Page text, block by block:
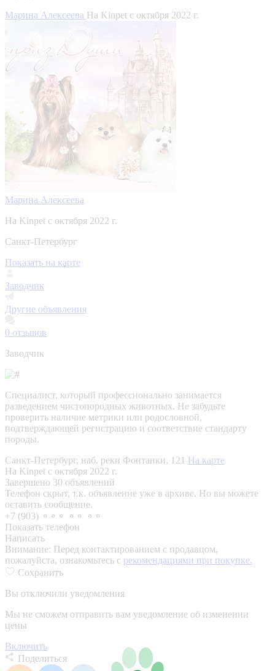
Марина Алексеева На Kinpet c октября 2022 г.
Марина Алексеева
На Kinpet c октября 2022 г.
Санкт-Петербург
Показать на карте
Заводчик
Другие объявления
0 отзывов
Заводчик
Специалист, который профессионально занимается
разведением чистопородных животных. Не забудьте
проверить наличие метрики или родословной,
подтверждающей регистрацию и соответствие стандарту
породы.
Санкт-Петербург, наб. реки Фонтанки, 121 На карте
На Kinpet c октября 2022 г.
Завершено 30 объявлений
Телефон скрыт, т.к. объявление уже в архиве. Но вы можете
оставить сообщение.
+7 (903) ⚬⚬⚬ ⚬⚬ ⚬⚬
Показать телефон
Написать
Внимание: Перед контактированием с продавцом,
пожалуйста, ознакомьтесь с рекомендациями при покупке.
Сохранить
Вы отключили уведомления
Мы не сможем отправить вам уведомление об изменении
цены
Включить
Поделиться